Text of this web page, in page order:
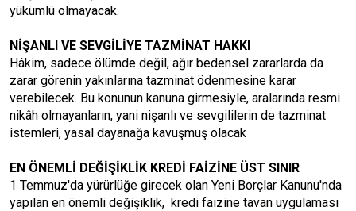
yükümlü olmayacak.
NİŞANLI VE SEVGİLİYE TAZMİNAT HAKKI
Hâkim, sadece ölümde değil, ağır bedensel zararlarda da
zarar görenin yakınlarına tazminat ödenmesine karar
verebilecek. Bu konunun kanuna girmesiyle, aralarında resmi
nikâh olmayanların, yani nişanlı ve sevgililerin de tazminat
istemleri, yasal dayanağa kavuşmuş olacak
EN ÖNEMLİ DEĞİŞİKLİK KREDİ FAİZİNE ÜST SINIR
1 Temmuz'da yürürlüğe girecek olan Yeni Borçlar Kanunu'nda
yapılan en önemli değişiklik, kredi faizine tavan uygulaması